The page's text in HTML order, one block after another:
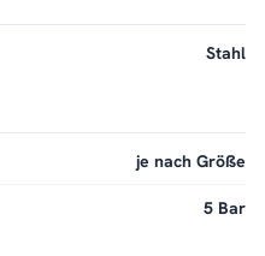
Stahl
je nach Größe
5 Bar